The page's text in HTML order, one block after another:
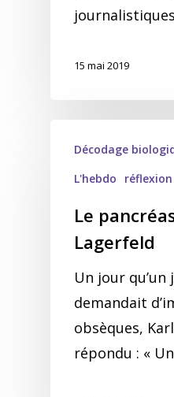
15 mai 2019
Décodage
L'hebdo
réflexion
Le
Lagerfeld
Un jour
demandait
obsèques,
répondu : «